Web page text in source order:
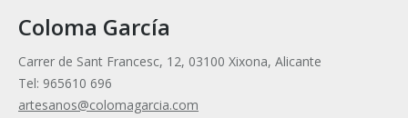
Coloma García
Carrer de Sant Francesc, 12, 03100 Xixona, Alicante
Tel: 965610 696
artesanos@colomagarcia.com